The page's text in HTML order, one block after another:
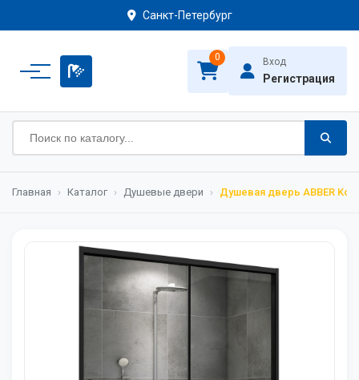
Санкт-Петербург
0 Вход
Регистрация
Главная › Каталог › Душевые двери › Душевая дверь ABBER